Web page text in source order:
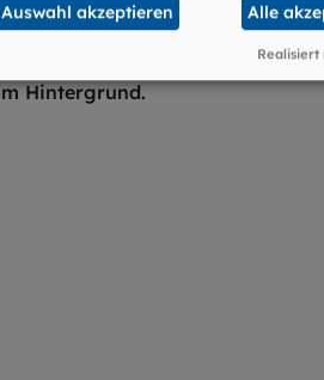
Auswahl akzeptieren Alle
Realisiert